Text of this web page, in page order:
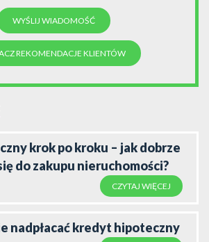
REKOMENDACJE KLIENTÓW
krok po kroku – jak dobrze
do zakupu nieruchomości?
CZYTAJ WIĘCEJ
nadpłacać kredyt hipoteczny